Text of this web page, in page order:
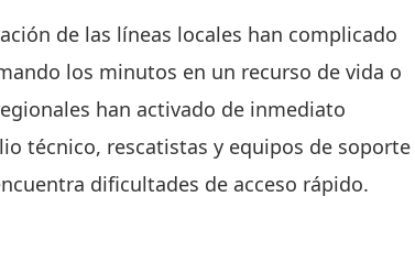
de las líneas locales han complicado
los minutos en un recurso de vida o
han activado de inmediato
técnico, rescatistas y equipos de soporte
dificultades de acceso rápido.